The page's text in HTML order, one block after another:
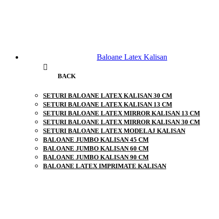
Baloane Latex Kalisan
BACK
SETURI BALOANE LATEX KALISAN 30 CM
SETURI BALOANE LATEX KALISAN 13 CM
SETURI BALOANE LATEX MIRROR KALISAN 13 CM
SETURI BALOANE LATEX MIRROR KALISAN 30 CM
SETURI BALOANE LATEX MODELAJ KALISAN
BALOANE JUMBO KALISAN 45 CM
BALOANE JUMBO KALISAN 60 CM
BALOANE JUMBO KALISAN 90 CM
BALOANE LATEX IMPRIMATE KALISAN